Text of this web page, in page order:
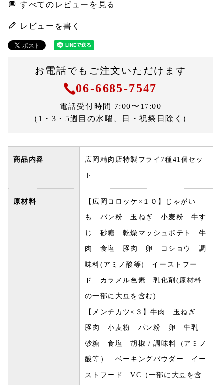
すべてのレビューを見る
レビューを書く
お電話でもご注文いただけます
06-6685-7547
電話受付時間 7:00〜17:00
（1・3・5週目の水曜、日・祝祭日除く）
商品内容 広岡精肉店特製フライ7種41個セッ
ト
原材料 【広岡コロッケ×１０】じゃがい
も パン粉 玉ねぎ 小麦粉 牛す
じ 砂糖 乾燥マッシュポテト 牛
肉 食塩 豚肉 卵 コショウ 調
味料(アミノ酸等) イーストフー
ド カラメル色素 乳化剤(原材料
の一部に大豆を含む)
【メンチカツ×３】牛肉 玉ねぎ
豚肉 小麦粉 パン粉 卵 牛乳
砂糖 食塩 胡椒 / 調味料（アミノ
酸等） ベーキングパウダー イー
ストフード VC（一部に大豆を含